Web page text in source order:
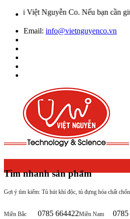
Co. Nếu bạn cần giúp đỡ hãy
Email: info@vietnguyenco.vn
Tìm nhanh sản phẩm
Gợi ý tìm kiếm: Tủ hút khí độc, tủ đựng hóa chất
Miền Bắc 0785 664422Miền Nam 0785